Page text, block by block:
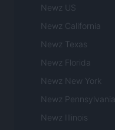
Newz US
Newz California
Newz Texas
Newz Florida
Newz New York
Newz Pennsylvania
Newz Illinois